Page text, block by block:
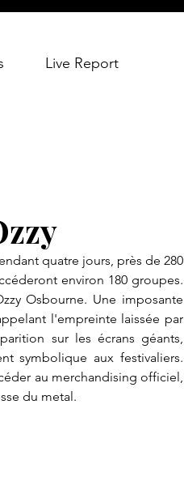
Live Report
quatre jours, près de 280
environ 180 groupes.
Osbourne. Une imposante
l'empreinte laissée par
sur les écrans géants,
symbolique aux festivaliers.
au merchandising officiel,
du metal.